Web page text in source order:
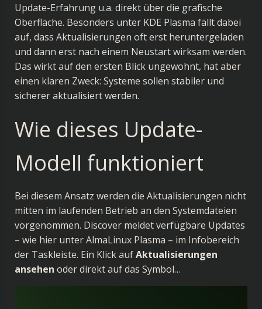
Update-Erfahrung u.a. direkt über die grafische
Oberfläche. Besonders unter KDE Plasma fällt dabei
auf, dass Aktualisierungen oft erst heruntergeladen
und dann erst nach einem Neustart wirksam werden.
Das wirkt auf den ersten Blick ungewohnt, hat aber
einen klaren Zweck: Systeme sollen stabiler und
sicherer aktualisiert werden.
Wie dieses Update-
Modell funktioniert
Bei diesem Ansatz werden die Aktualisierungen nicht
mitten im laufenden Betrieb an den Systemdateien
vorgenommen. Discover meldet verfügbare Updates
– wie hier unter AlmaLinux Plasma – im Infobereich
der Taskleiste. Ein Klick aufAktualisierungen
ansehen oder direkt auf das Symbol…